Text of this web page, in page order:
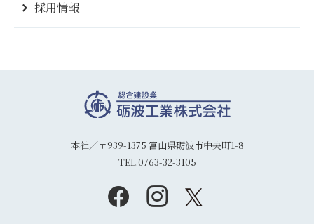
採用情報
本社／〒939-1375 富山県砺波市中央町1-8
TEL.0763-32-3105